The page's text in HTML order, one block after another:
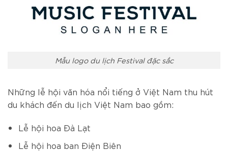
Mẫu logo du lịch Festival đặc sắc
Những lễ hội văn hóa nổi tiếng ở Việt Nam thu hút
du khách đến du lịch Việt Nam bao gồm:
Lễ hội hoa Đà Lạt
Lễ hội hoa ban Điện Biên